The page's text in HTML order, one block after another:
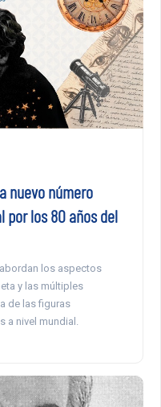
nuevo número
por los 80 años del
los aspectos
y las múltiples
de las figuras
a nivel mundial.